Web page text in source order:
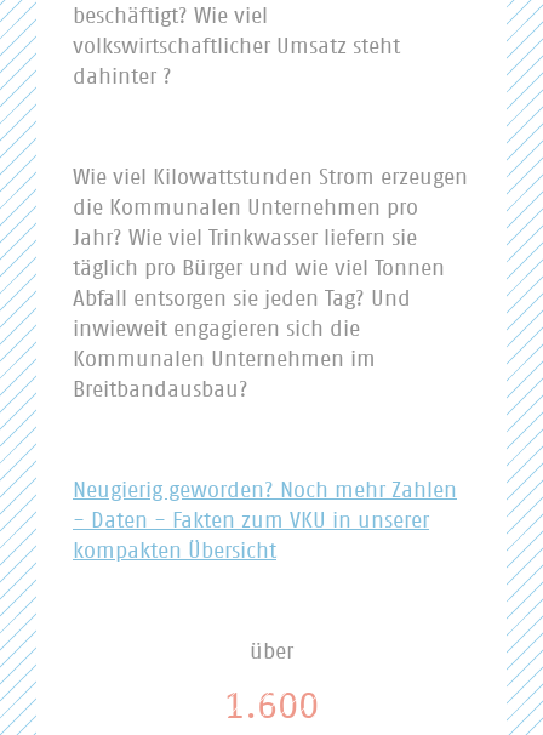
beschäftigt? Wie viel
volkswirtschaftlicher Umsatz steht
dahinter ?
Wie viel Kilowattstunden Strom erzeugen
die Kommunalen Unternehmen pro
Jahr? Wie viel Trinkwasser liefern sie
täglich pro Bürger und wie viel Tonnen
Abfall entsorgen sie jeden Tag? Und
inwieweit engagieren sich die
Kommunalen Unternehmen im
Breitbandausbau?
Neugierig geworden? Noch mehr Zahlen
- Daten - Fakten zum VKU in unserer
kompakten Übersicht
über
1.600